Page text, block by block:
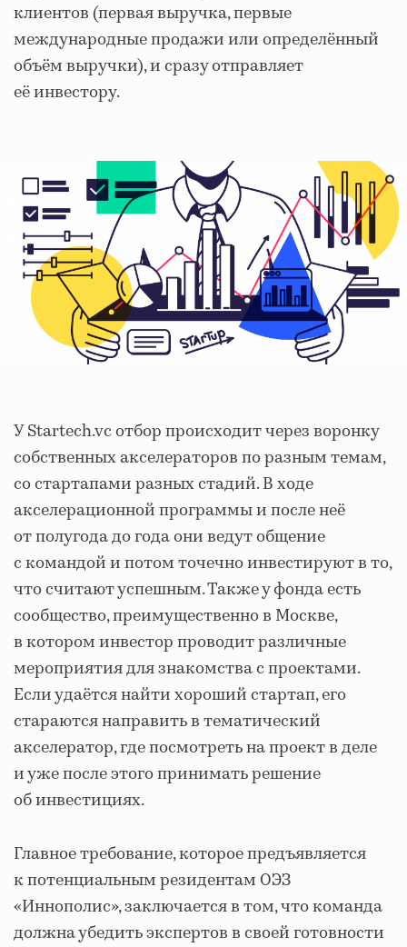
клиентов (первая выручка, первые
международные продажи или определённый
объём выручки), и сразу отправляет
её инвестору.
У Startech.vc отбор происходит через воронку
собственных акселераторов по разным темам,
со стартапами разных стадий. В ходе
акселерационной программы и после неё
от полугода до года они ведут общение
с командой и потом точечно инвестируют в то,
что считают успешным. Также у фонда есть
сообщество, преимущественно в Москве,
в котором инвестор проводит различные
мероприятия для знакомства с проектами.
Если удаётся найти хороший стартап, его
стараются направить в тематический
акселератор, где посмотреть на проект в деле
и уже после этого принимать решение
об инвестициях.
Главное требование, которое предъявляется
к потенциальным резидентам ОЭЗ
«Иннополис», заключается в том, что команда
должна убедить экспертов в своей готовности